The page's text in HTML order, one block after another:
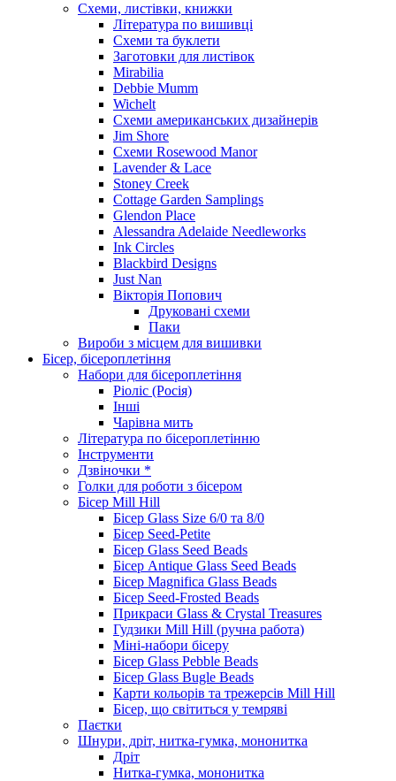
Схеми, листівки, книжки
Література по вишивці
Схеми та буклети
Заготовки для листівок
Mirabilia
Debbie Mumm
Wichelt
Схеми американських дизайнерів
Jim Shore
Cхеми Rosewood Manor
Lavender & Lace
Stoney Creek
Cottage Garden Samplings
Glendon Place
Alessandra Adelaide Needleworks
Ink Circles
Blackbird Designs
Just Nan
Вікторія Попович
Друковані схеми
Паки
Вироби з місцем для вишивки
Бісер, бісероплетіння
Набори для бісероплетіння
Ріоліс (Росія)
Інші
Чарівна мить
Література по бісероплетінню
Інструменти
Дзвіночки *
Голки для роботи з бісером
Бісер Mill Hill
Бісер Glass Size 6/0 та 8/0
Бісер Seed-Petite
Бісер Glass Seed Beads
Бісер Antique Glass Seed Beads
Бісер Magnifica Glass Beads
Бісер Seed-Frosted Beads
Прикраси Glass & Crystal Treasures
Гудзики Mill Hill (ручна работа)
Міні-набори бісеру
Бісер Glass Pebble Beads
Бісер Glass Bugle Beads
Карти кольорів та трежерсів Mill Hill
Бісер, що світиться у темряві
Паєтки
Шнури, дріт, нитка-гумка, мононитка
Дріт
Нитка-гумка, мононитка